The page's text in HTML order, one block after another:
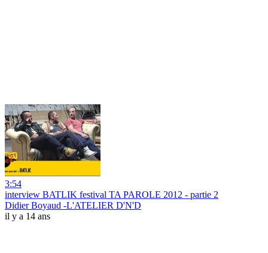
3:54
interview BATLIK festival TA PAROLE 2012 - partie 2
Didier Boyaud -L'ATELIER D'N'D
il y a 14 ans